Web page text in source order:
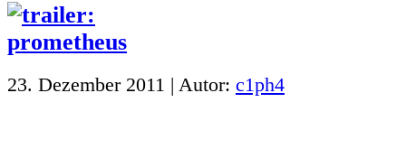
23. Dezember 2011 | Autor: c1ph4